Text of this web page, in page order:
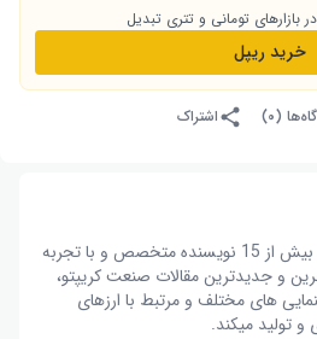
بازارهای تومانی و تتری تبدیل
خرید ریپل
(۰) اشتراک
تیم تحریریه تبدیل، به کمک بیش از 15 نویسنده متخصص و با تجربه
و جدیدترین مقالات صنعت کریپتو،
های مختلف و مرتبط با ارزهای
و تولید میکند.